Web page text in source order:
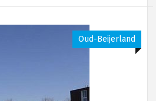
Oud-Beijerland